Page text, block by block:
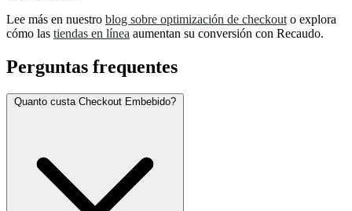
Lee más en nuestro blog sobre optimización de checkout o explora
cómo las tiendas en línea aumentan su conversión con Recaudo.
Perguntas frequentes
Quanto custa Checkout Embebido?